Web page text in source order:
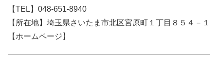
【TEL】048-651-8940
【所在地】埼玉県さいたま市北区宮原町１丁目８５４－１
【ホームページ】